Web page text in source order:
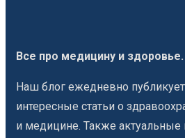
Все про медицину и здоровье.
Наш блог ежедневно
интересные статьи о
и медицине. Также актуальные